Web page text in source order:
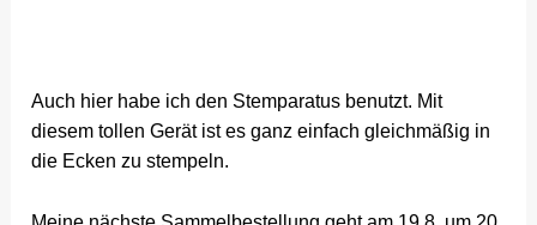
Auch hier habe ich den Stemparatus benutzt. Mit
diesem tollen Gerät ist es ganz einfach gleichmäßig in
die Ecken zu stempeln.